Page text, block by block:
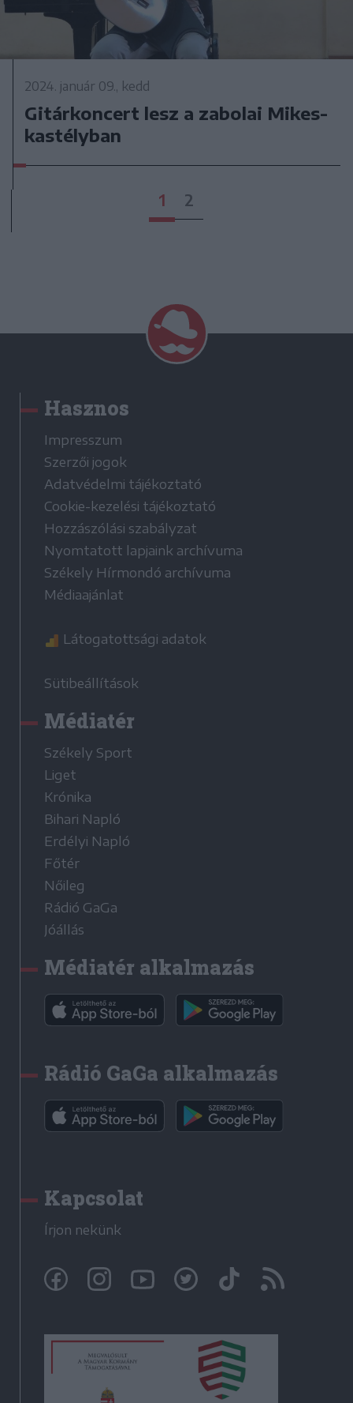
2024. január 09., kedd
Gitárkoncert lesz a zabolai Mikes-
kastélyban
1 2
Hasznos
Impresszum
Szerzői jogok
Adatvédelmi tájékoztató
Cookie-kezelési tájékoztató
Hozzászólási szabályzat
Nyomtatott lapjaink archívuma
Székely Hírmondó archívuma
Médiaajánlat
Látogatottsági adatok
Sütibeállítások
Médiatér
Székely Sport
Liget
Krónika
Bihari Napló
Erdélyi Napló
Főtér
Nőileg
Rádió GaGa
Jóállás
Médiatér alkalmazás
Rádió GaGa alkalmazás
Kapcsolat
Írjon nekünk